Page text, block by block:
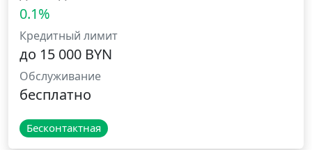
0.1%
Кредитный лимит
до 15 000 BYN
Обслуживание
бесплатно
Бесконтактная